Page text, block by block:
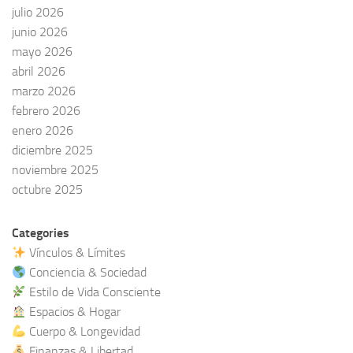
julio 2026
junio 2026
mayo 2026
abril 2026
marzo 2026
febrero 2026
enero 2026
diciembre 2025
noviembre 2025
octubre 2025
Categories
Vínculos & Límites
Conciencia & Sociedad
Estilo de Vida Consciente
Espacios & Hogar
Cuerpo & Longevidad